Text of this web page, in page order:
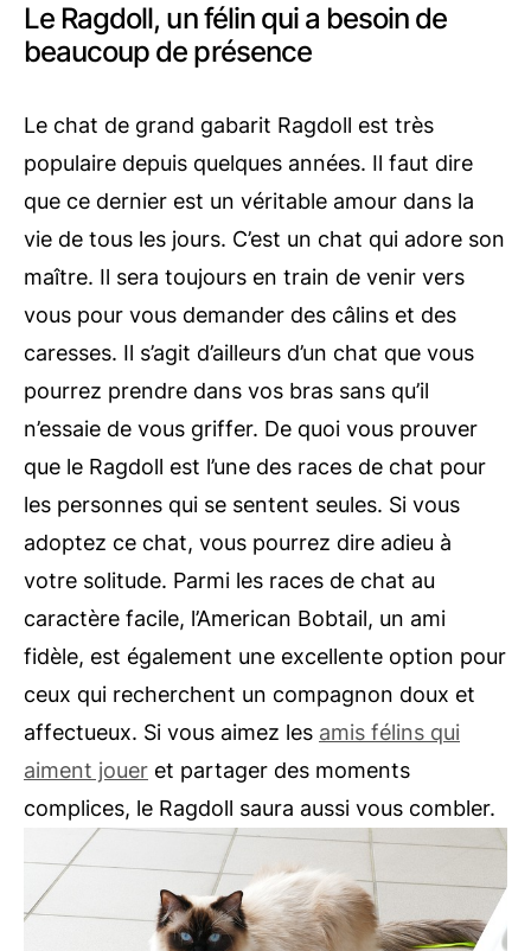
Le Ragdoll, un félin qui a besoin de
beaucoup de présence
Le chat de grand gabarit Ragdoll est très
populaire depuis quelques années. Il faut dire
que ce dernier est un véritable amour dans la
vie de tous les jours. C’est un chat qui adore son
maître. Il sera toujours en train de venir vers
vous pour vous demander des câlins et des
caresses. Il s’agit d’ailleurs d’un chat que vous
pourrez prendre dans vos bras sans qu’il
n’essaie de vous griffer. De quoi vous prouver
que le Ragdoll est l’une des races de chat pour
les personnes qui se sentent seules. Si vous
adoptez ce chat, vous pourrez dire adieu à
votre solitude. Parmi les races de chat au
caractère facile, l’American Bobtail, un ami
fidèle, est également une excellente option pour
ceux qui recherchent un compagnon doux et
affectueux. Si vous aimez les amis félins qui
aiment jouer et partager des moments
complices, le Ragdoll saura aussi vous combler.